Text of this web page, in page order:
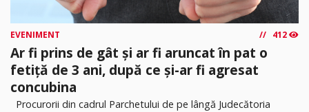
EVENIMENT 412
Ar fi prins de gât și ar fi aruncat în pat o
fetiță de 3 ani, după ce și-ar fi agresat
concubina
Procurorii din cadrul Parchetului de pe lângă Judecătoria